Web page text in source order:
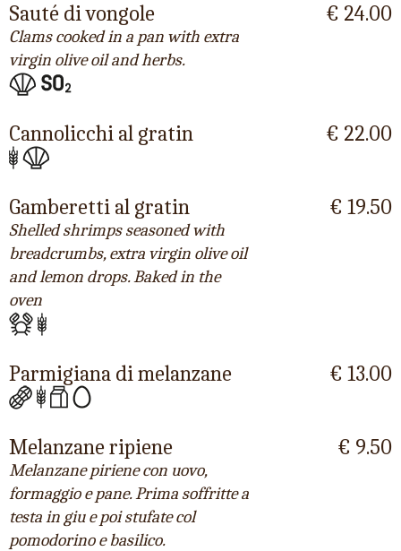
Sauté di vongole
Clams cooked in a pan with extra
virgin olive oil and herbs.
€ 24.00
Cannolicchi al gratin € 22.00
Gamberetti al gratin
Shelled shrimps seasoned with
breadcrumbs, extra virgin olive oil
and lemon drops. Baked in the
oven
€ 19.50
Parmigiana di melanzane € 13.00
Melanzane ripiene
Melanzane piriene con uovo,
formaggio e pane. Prima soffritte a
testa in giu e poi stufate col
pomodorino e basilico.
€ 9.50